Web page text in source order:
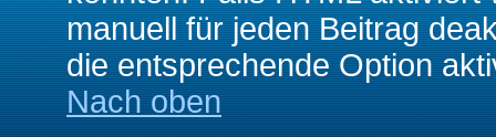
manuell für jeden Beitrag
die entsprechende Option
Nach oben